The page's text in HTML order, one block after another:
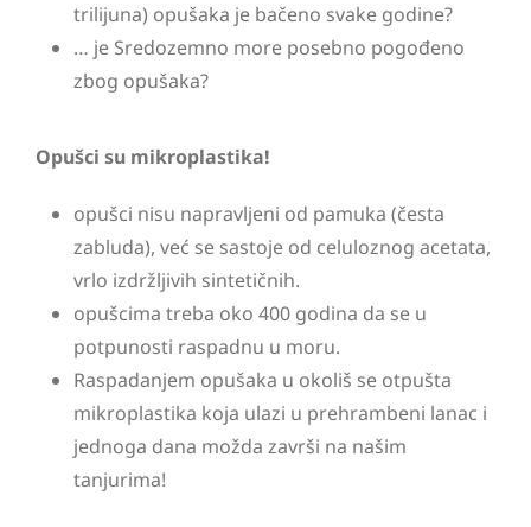
trilijuna) opušaka je bačeno svake godine?
… je Sredozemno more posebno pogođeno
zbog opušaka?
Opušci su mikroplastika!
opušci nisu napravljeni od pamuka (česta
zabluda), već se sastoje od celuloznog acetata,
vrlo izdržljivih sintetičnih.
opušcima treba oko 400 godina da se u
potpunosti raspadnu u moru.
Raspadanjem opušaka u okoliš se otpušta
mikroplastika koja ulazi u prehrambeni lanac i
jednoga dana možda završi na našim
tanjurima!